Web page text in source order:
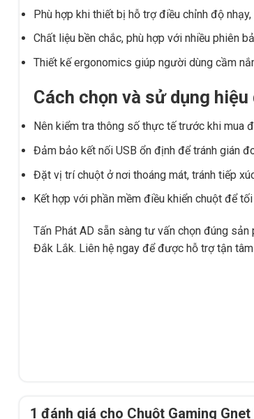
Phù hợp khi thiết bị hỗ trợ điều chỉnh độ
Chất liệu bền chắc, phù hợp với nhiều phiên
Thiết kế ergonomics giúp người dùng cầm
Cách chọn và sử dụng hiệu
Nên kiểm tra thông số thực tế trước khi mua
Đảm bảo kết nối USB ổn định để tránh gián
Đặt vị trí chuột ở nơi thoáng mát, tránh tiếp
Kết hợp với phần mềm điều khiển chuột để
Tấn Phát AD sẵn sàng tư vấn chọn đúng
Đắk Lắk. Liên hệ ngay để được hỗ trợ tận
1 đánh giá cho Chuột Gaming Gnet